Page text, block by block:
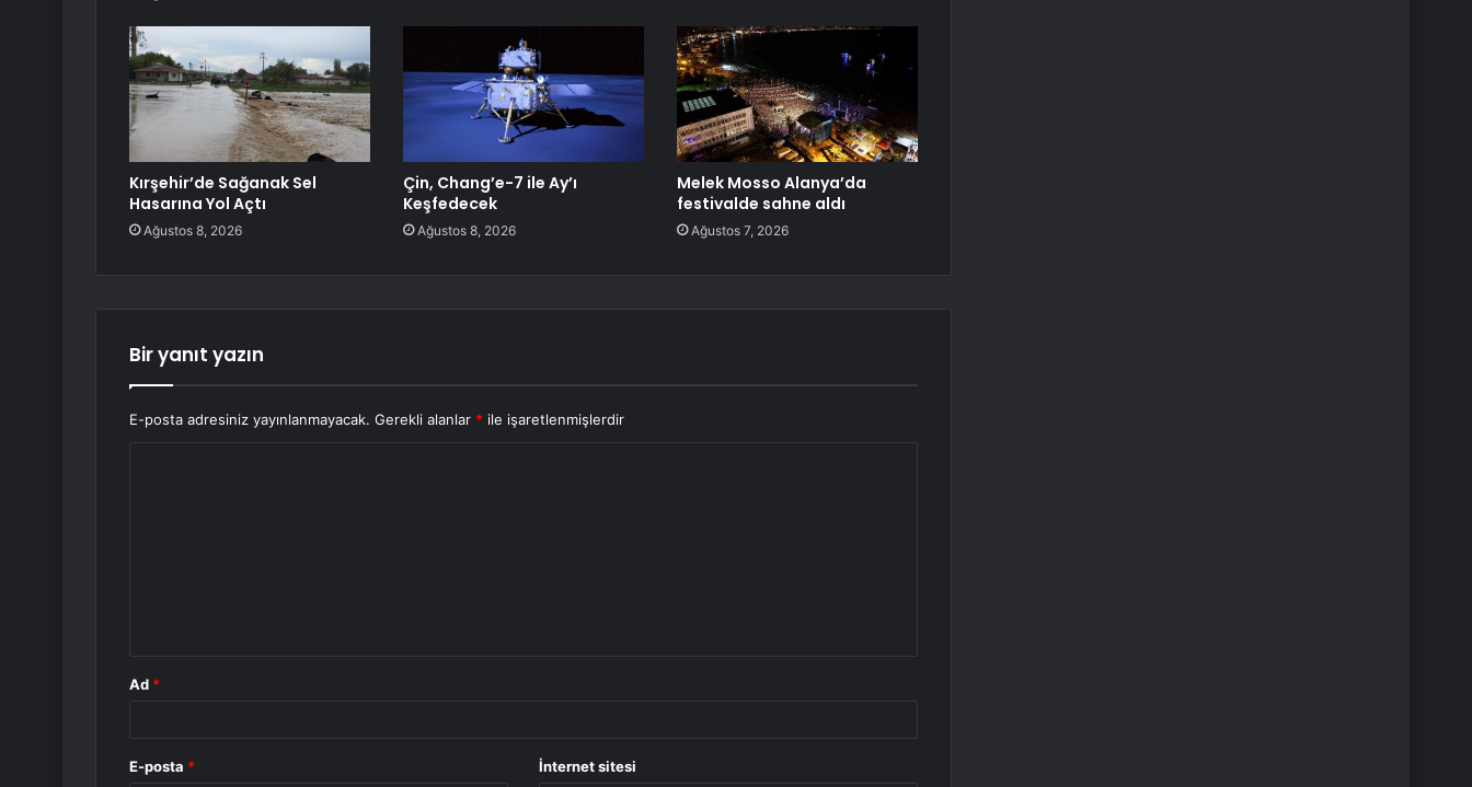
Kırşehir’de Sağanak Sel
Hasarına Yol Açtı
Ağustos 8, 2026
Çin, Chang’e-7 ile Ay’ı
Keşfedecek
Ağustos 8, 2026
Melek Mosso Alanya’da
festivalde sahne aldı
Ağustos 7, 2026
Bir yanıt yazın
E-posta adresiniz yayınlanmayacak. Gerekli alanlar * ile işaretlenmişlerdir
Ad *
E-posta * İnternet sitesi